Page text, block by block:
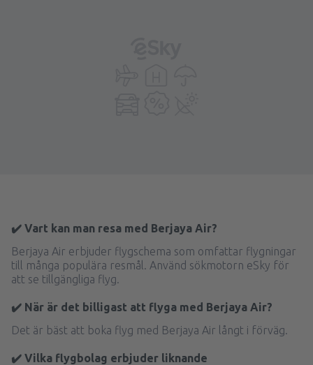
✔️ Vart kan man resa med Berjaya Air?
Berjaya Air erbjuder flygschema som omfattar flygningar
till många populära resmål. Använd sökmotorn eSky för
att se tillgängliga flyg.
✔️ När är det billigast att flyga med Berjaya Air?
Det är bäst att boka flyg med Berjaya Air långt i förväg.
✔️ Vilka flygbolag erbjuder liknande